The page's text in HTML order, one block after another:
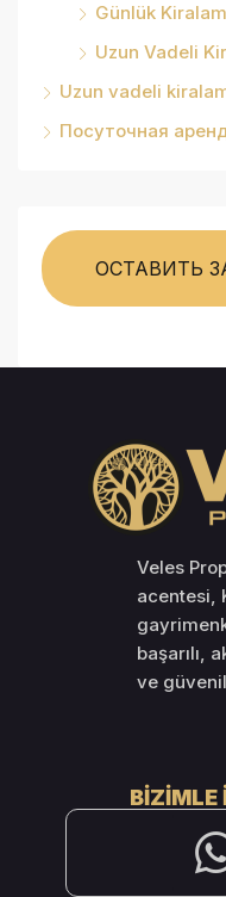
Günlük
Uzun Vadeli
Uzun vadeli
Посуточная
ОСТАВИТЬ
Veles
acentesi,
başarılı,
ve
BIZIMLE